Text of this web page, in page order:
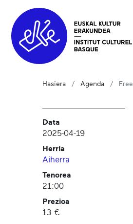
Hasiera Agenda
Data
2025-04-19
Herria
Aiherra
Tenorea
21:00
Prezioa
13 €